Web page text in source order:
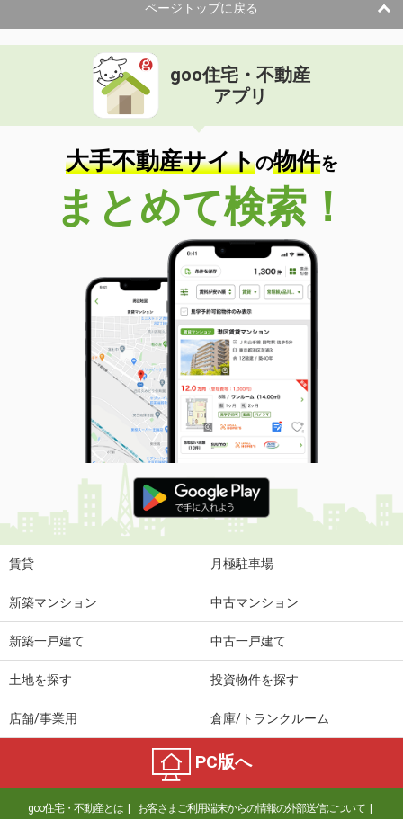
ページトップに戻る
goo住宅・不動産
アプリ
大手不動産サイトの物件を
まとめて検索！
賃貸 月極駐車場
新築マンション 中古マンション
新築一戸建て 中古一戸建て
土地を探す 投資物件を探す
店舗/事業用 倉庫/トランクルーム
PC版へ
goo住宅・不動産とは お客さまご利用端末からの情報の外部送信について